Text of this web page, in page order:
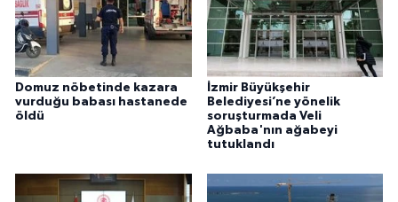
Domuz nöbetinde kazara
vurduğu babası hastanede
öldü
İzmir Büyükşehir
Belediyesi’ne yönelik
soruşturmada Veli
Ağbaba'nın ağabeyi
tutuklandı